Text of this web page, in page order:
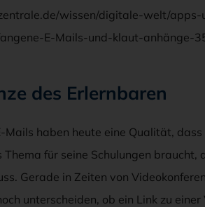
wissen/digitale-welt/
E-Mails-und-klaut-anhänge-
des Erlernbaren
Mails haben heute eine Qualität,
Thema für seine Schulungen
Gerade in Zeiten von
unterscheiden, ob ein Link zu